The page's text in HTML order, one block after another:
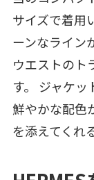
サイズで着用
ーンなライン
ウエストのト
す。 ジャケ
鮮やかな配色
を添えてくれ